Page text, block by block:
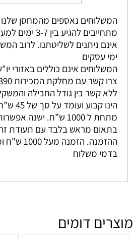
המשלוחים נאספים מהמחסן שלנו
מתחייבים
ימי עסקים
המשלוחים אינם כוללים באזורי
צרו קשר עם מחלקת המכירות 073-7297390 )
ללא קשר בין גודל החבילה
הינו
מתחת ל 1000 ש”ח. ישנה
בתאום מראש בלבד עם תעודת
ההזמנה.
בדמי משלוח
מוצרים דומים